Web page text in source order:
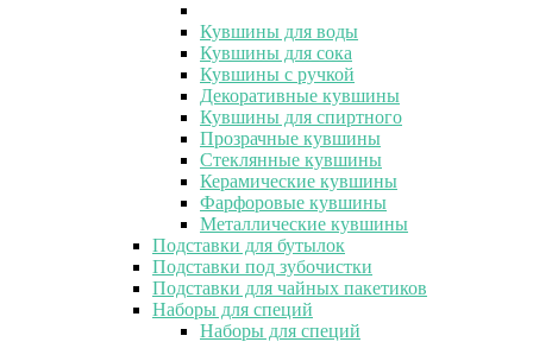
Кувшины для воды
Кувшины для сока
Кувшины с ручкой
Декоративные кувшины
Кувшины для спиртного
Прозрачные кувшины
Стеклянные кувшины
Керамические кувшины
Фарфоровые кувшины
Металлические кувшины
Подставки для бутылок
Подставки под зубочистки
Подставки для чайных пакетиков
Наборы для специй
Наборы для специй